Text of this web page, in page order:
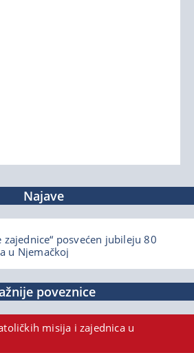
Najave
zajednice“ posvećen jubileju 80
u Njemačkoj
poveznice
misija i zajednica u